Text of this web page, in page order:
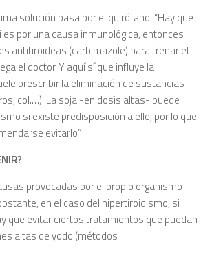
solución pasa por el quirófano. “Hay que
es por una causa inmunológica, entonces
antitiroideas (carbimazole) para frenar el
el doctor. Y aquí sí que influye la
prescribir la eliminación de sustancias
col.…). La soja -en dosis altas- puede
si existe predisposición a ello, por lo que
evitarlo”.
provocadas por el propio organismo
en el caso del hipertiroidismo, si
que evitar ciertos tratamientos que puedan
altas de yodo (métodos